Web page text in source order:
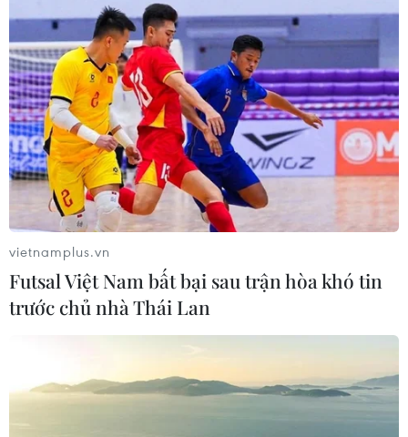
Cần Thơ gỡ khó cho ngành hàng sầu riêng
Thành phố Cần Thơ hiện có 14.483 ha sầu riêng, diện
tích đang cho sản phẩm đạt 8.635 ha với sản lượng thu
vietnamplus.vn
Futsal Việt Nam bất bại sau trận hòa khó tin
trước chủ nhà Thái Lan